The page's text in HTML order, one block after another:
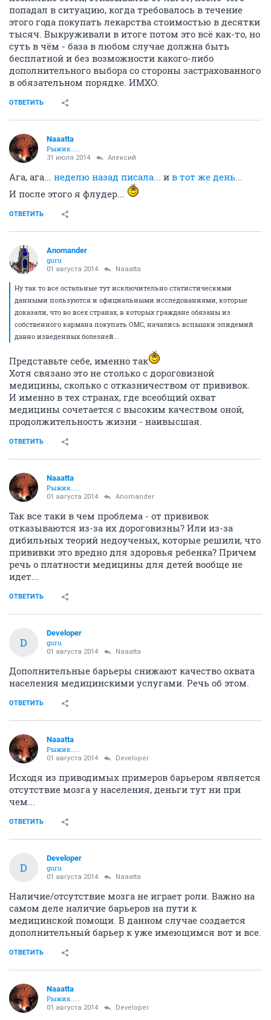
попадал в ситуацию, когда требовалось в течение
этого года покупать лекарства стоимостью в десятки
тысяч. Выкруживали в итоге потом это всё как-то, но
суть в чём - база в любом случае должна быть
бесплатной и без возможности какого-либо
дополнительного выбора со стороны застрахованного
в обязательном порядке. ИМХО.
ОТВЕТИТЬ
Naaatta
Рыжик.....
31 июля 2014 Алексий
Ага, ага... неделю назад писала... и в тот же день...
И после этого я флудер...
ОТВЕТИТЬ
Anomander
guru
01 августа 2014 Naaatta
Ну так то все остальные тут исключительно статистическими
данными пользуются и официальными исследованиями, которые
доказали, что во всех странах, в которых граждане обязаны из
собственного кармана покупать ОМС, начались вспышки эпидемий
давно изведенных болезней...
Представьте себе, именно так
Хотя связано это не столько с дороговизной
медицины, сколько с отказничеством от прививок.
И именно в тех странах, где всеобщий охват
медицины сочетается с высоким качеством оной,
продолжительность жизни - наивысшая.
ОТВЕТИТЬ
Naaatta
Рыжик.....
01 августа 2014 Anomander
Так все таки в чем проблема - от прививок
отказываются из-за их дороговизны? Или из-за
дибильных теорий недоученых, которые решили, что
прививки это вредно для здоровья ребенка? Причем
речь о платности медицины для детей вообще не
идет...
ОТВЕТИТЬ
D
Developer
guru
01 августа 2014 Naaatta
Дополнительные барьеры снижают качество охвата
населения медицинскими услугами. Речь об этом.
ОТВЕТИТЬ
Naaatta
Рыжик.....
01 августа 2014 Developer
Исходя из приводимых примеров барьером является
отсутствие мозга у населения, деньги тут ни при
чем...
ОТВЕТИТЬ
D
Developer
guru
01 августа 2014 Naaatta
Наличие/отсутствие мозга не играет роли. Важно на
самом деле наличие барьеров на пути к
медицинской помощи. В данном случае создается
дополнительный барьер к уже имеющимся вот и все.
ОТВЕТИТЬ
Naaatta
Рыжик.....
01 августа 2014 Developer